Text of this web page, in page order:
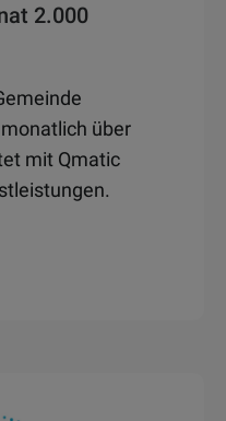
2.000
über
mit Qmatic